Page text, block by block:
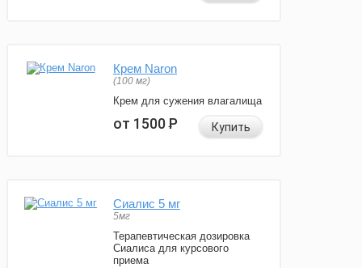
Крем Naron
(100 мг)
Крем для сужения влагалища
от 1500Р Купить
Сиалис 5 мг
5мг
Терапевтическая дозировка
Сиалиса для курсового
приема